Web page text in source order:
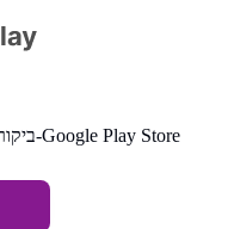
מדורגים 4.6/5 מבוסס על 16k+ ביקורות ב-Google Play Store